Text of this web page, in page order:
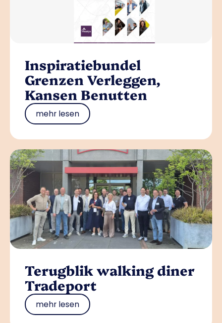
Inspiratiebundel
Grenzen Verleggen,
Kansen Benutten
mehr lesen
Terugblik walking diner
Tradeport
mehr lesen